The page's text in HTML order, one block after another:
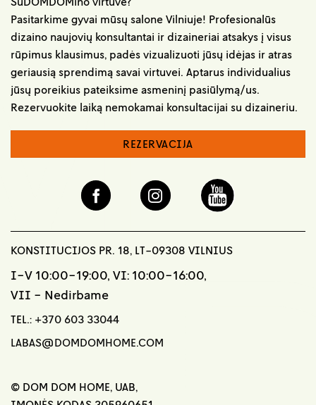
Pasitarkime gyvai mūsų salone Vilniuje! Profesionalūs
dizaino naujovių konsultantai ir dizaineriai atsakys į visus
rūpimus klausimus, padės vizualizuoti jūsų idėjas ir atras
geriausią sprendimą savai virtuvei. Aptarus individualius
jūsų poreikius pateiksime asmeninį pasiūlymą/us.
Rezervuokite laiką nemokamai konsultacijai su dizaineriu.
REZERVACIJA
KONSTITUCIJOS PR. 18, LT-09308 VILNIUS
I-V 10:00-19:00, VI: 10:00-16:00,
VII - Nedirbame
TEL.: +370 603 33044
LABAS@DOMDOMHOME.COM
© DOM DOM HOME, UAB,